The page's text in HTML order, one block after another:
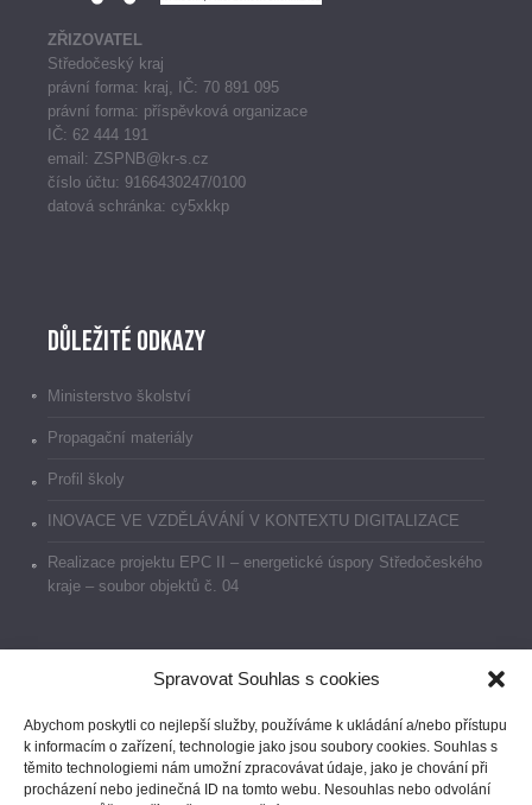
Spravovat Souhlas s cookies
Abychom poskytli co nejlepší služby, používáme k ukládání a/nebo přístupu
k informacím o zařízení, technologie jako jsou soubory cookies. Souhlas s
těmito technologiemi nám umožní zpracovávat údaje, jako je chování při
procházení nebo jedinečná ID na tomto webu. Nesouhlas nebo odvolání
ZŘIZOVATEL
Středočeský kraj
právní forma: kraj, IČ: 70 891 095
právní forma: příspěvková organizace
IČ: 62 444 191
email: ZSPNB@kr-s.cz
číslo účtu: 9166430247/0100
datová schránka: cy5xkkp
Důležité odkazy
Ministerstvo školství
Propagační materiály
Profil školy
INOVACE VE VZDĚLÁVÁNÍ V KONTEXTU DIGITALIZACE
Realizace projektu EPC II – energetické úspory Středočeského
kraje – soubor objektů č. 04
Prohlášení o přístupnosti